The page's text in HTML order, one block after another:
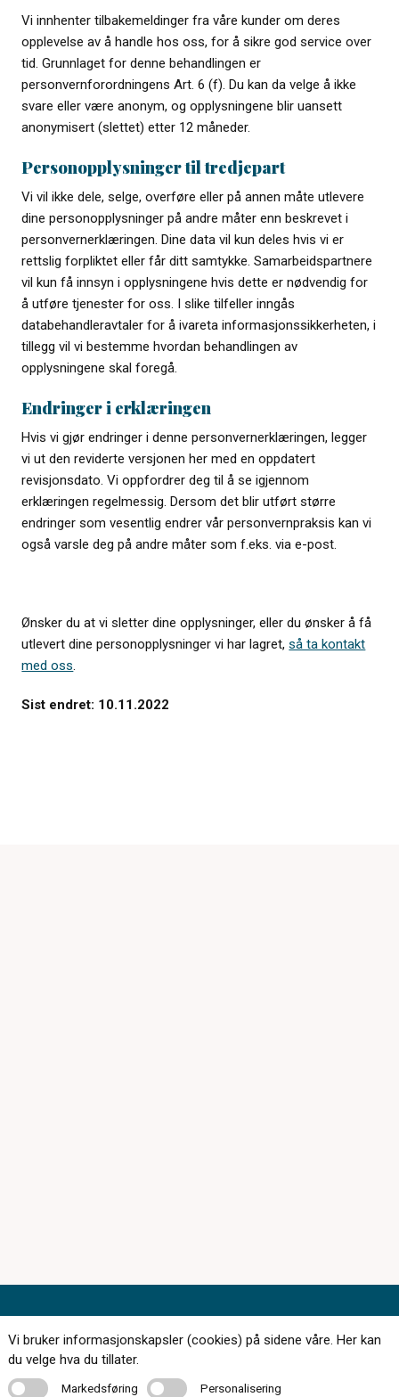
Vi innhenter tilbakemeldinger fra våre kunder om deres
opplevelse av å handle hos oss, for å sikre god service over
tid. Grunnlaget for denne behandlingen er
personvernforordningens Art. 6 (f). Du kan da velge å ikke
svare eller være anonym, og opplysningene blir uansett
anonymisert (slettet) etter 12 måneder.
Personopplysninger til tredjepart
Vi vil ikke dele, selge, overføre eller på annen måte utlevere
dine personopplysninger på andre måter enn beskrevet i
personvernerklæringen. Dine data vil kun deles hvis vi er
rettslig forpliktet eller får ditt samtykke. Samarbeidspartnere
vil kun få innsyn i opplysningene hvis dette er nødvendig for
å utføre tjenester for oss. I slike tilfeller inngås
databehandleravtaler for å ivareta informasjonssikkerheten, i
tillegg vil vi bestemme hvordan behandlingen av
opplysningene skal foregå.
Endringer i erklæringen
Hvis vi gjør endringer i denne personvernerklæringen, legger
vi ut den reviderte versjonen her med en oppdatert
revisjonsdato. Vi oppfordrer deg til å se igjennom
erklæringen regelmessig. Dersom det blir utført større
endringer som vesentlig endrer vår personvernpraksis kan vi
også varsle deg på andre måter som f.eks. via e-post.
Ønsker du at vi sletter dine opplysninger, eller du ønsker å få
utlevert dine personopplysninger vi har lagret,så ta kontakt
med oss.
Sist endret: 10.11.2022
Kontakt oss
Vi bruker informasjonskapsler (cookies) på sidene våre. Her kan
du velge hva du tillater.
MarkedsføringMarkedsføring PersonaliseringPersonalisering